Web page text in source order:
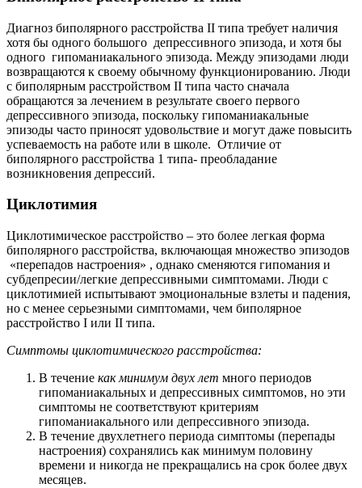
Диагноз биполярного расстройства II типа требует наличия
хотя бы одного большого депрессивного эпизода, и хотя бы
одного гипоманиакального эпизода. Между эпизодами люди
возвращаются к своему обычному функционированию. Люди
с биполярным расстройством II типа часто сначала
обращаются за лечением в результате своего первого
депрессивного эпизода, поскольку гипоманиакальные
эпизоды часто приносят удовольствие и могут даже повысить
успеваемость на работе или в школе. Отличие от
биполярного расстройства 1 типа- преобладание
возникновения депрессий.
Циклотимия
Циклотимическое расстройство – это более легкая форма
биполярного расстройства, включающая множество эпизодов
«перепадов настроения» , однако сменяются гипомания и
субдепресии/легкие депрессивными симптомами. Люди с
циклотимией испытывают эмоциональные взлеты и падения,
но с менее серьезными симптомами, чем биполярное
расстройство I или II типа.
Симптомы циклотимического расстройства:
В течение как минимум двух лет много периодов
гипоманиакальных и депрессивных симптомов, но эти
симптомы не соответствуют критериям
гипоманиакального или депрессивного эпизода.
В течение двухлетнего периода симптомы (перепады
настроения) сохранялись как минимум половину
времени и никогда не прекращались на срок более двух
месяцев.